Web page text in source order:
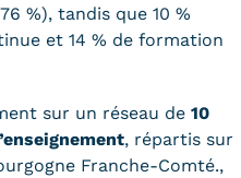
%), tandis que 10 %
et 14 % de formation
sur un réseau de 10
, répartis sur
Franche-Comté.,